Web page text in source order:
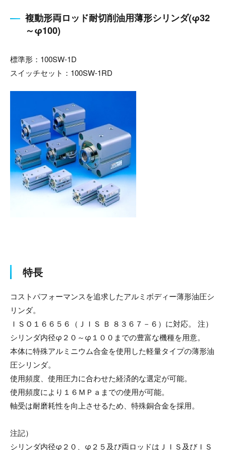
複動形両ロッド耐切削油用薄形シリンダ(φ32
～φ100)
標準形：100SW-1D
スイッチセット：100SW-1RD
特長
コストパフォーマンスを追求したアルミボディー薄形油圧シ
リンダ。
ＩＳＯ１６６５６（ＪＩＳ Ｂ ８３６７－６）に対応。 注）
シリンダ内径φ２０～φ１００までの豊富な機種を用意。
本体に特殊アルミニウム合金を使用した軽量タイプの薄形油
圧シリンダ。
使用頻度、使用圧力に合わせた経済的な選定が可能。
使用頻度により１６ＭＰａまでの使用が可能。
軸受は耐磨耗性を向上させるため、特殊銅合金を採用。
注記）
シリンダ内径φ２０、φ２５及び両ロッドはＪＩＳ及びＩＳ